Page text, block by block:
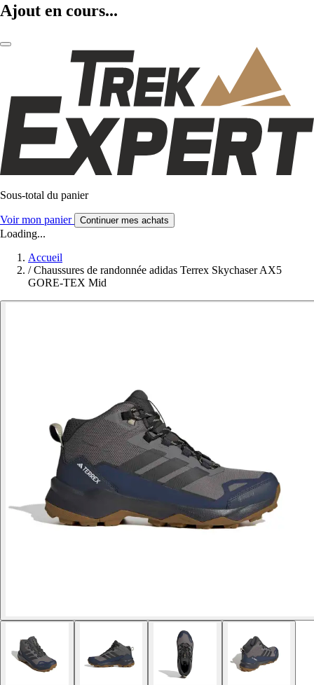
Ajout en cours...
Sous-total du panier
Voir mon panier Continuer mes achats
Loading...
Accueil
/ Chaussures de randonnée adidas Terrex Skychaser AX5
GORE-TEX Mid